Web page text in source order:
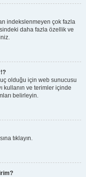
indekslenmeyen çok fazla
daha fazla özellik ve
olduğu için web sunucusu
kullanın ve terimler içinde
belirleyin.
tıklayın.